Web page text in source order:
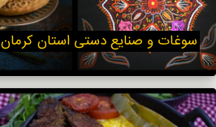
سوغات و صنایع دستی استان کرمان